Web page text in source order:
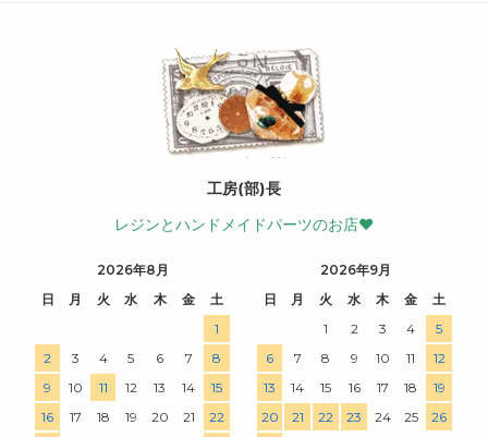
工房(部)長
レジンとハンドメイドパーツのお店♥
2026年8月
日
月 火 水 木 金
土
1
2
3 4 5 6 7
8
9
10 11 12 13 14
15
16
17 18 19 20 21
22
2026年9月
日
月 火 水 木 金
土
1
2 3 4
5
6
7 8 9 10 11
12
13
14 15 16 17 18
19
20
21 22 23 24 25
26